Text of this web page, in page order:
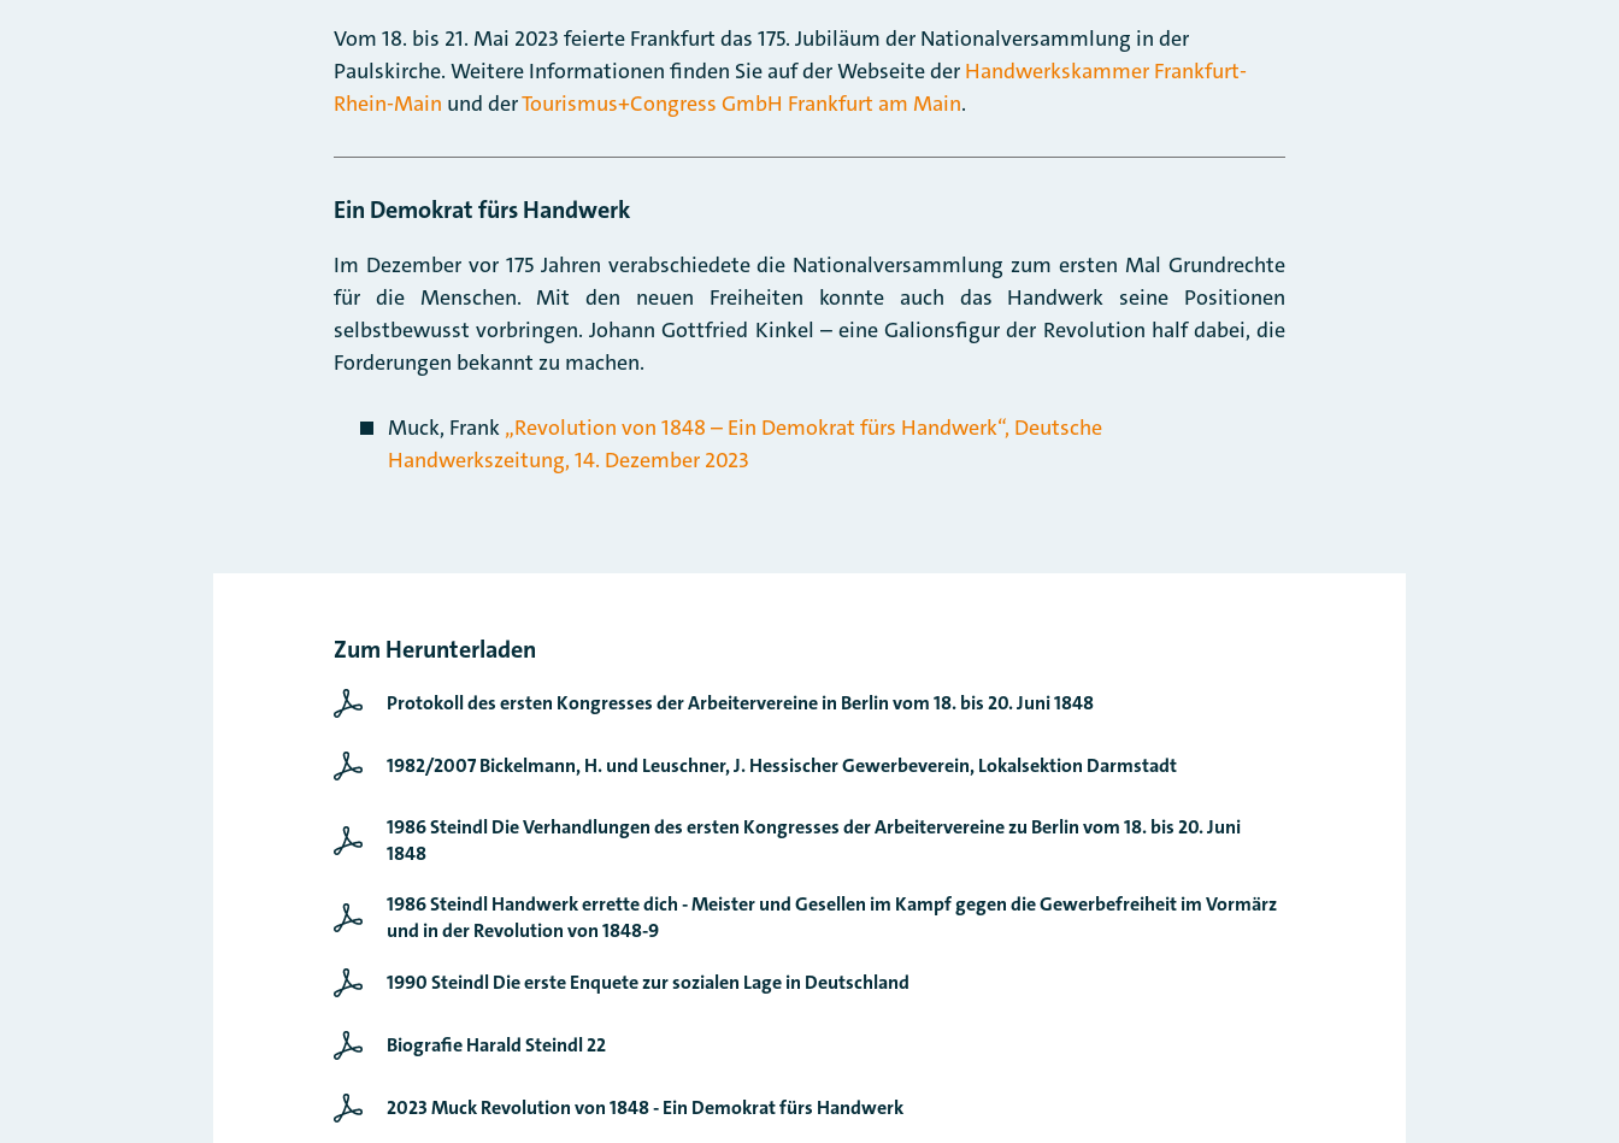
Vom 18. bis 21. Mai 2023 feierte Frankfurt das 175. Jubiläum der Nationalversammlung in der
Paulskirche. Weitere Informationen finden Sie auf der Webseite der Handwerkskammer Frankfurt-
Rhein-Main und derTourismus+Congress GmbH Frankfurt am Main.
Ein Demokrat fürs Handwerk
Im Dezember vor 175 Jahren verabschiedete die Nationalversammlung zum ersten Mal Grundrechte
für die Menschen. Mit den neuen Freiheiten konnte auch das Handwerk seine Positionen
selbstbewusst vorbringen. Johann Gottfried Kinkel – eine Galionsfigur der Revolution half dabei, die
Forderungen bekannt zu machen.
Muck, Frank „Revolution von 1848 – Ein Demokrat fürs Handwerk“, Deutsche
Handwerkszeitung, 14. Dezember 2023
Zum Herunterladen
Protokoll des ersten Kongresses der Arbeitervereine in Berlin vom 18. bis 20. Juni 1848
1982/2007 Bickelmann, H. und Leuschner, J. Hessischer Gewerbeverein, Lokalsektion Darmstadt
1986 Steindl Die Verhandlungen des ersten Kongresses der Arbeitervereine zu Berlin vom 18. bis 20. Juni
1848
1986 Steindl Handwerk errette dich - Meister und Gesellen im Kampf gegen die Gewerbefreiheit im Vormärz
und in der Revolution von 1848-9
1990 Steindl Die erste Enquete zur sozialen Lage in Deutschland
Biografie Harald Steindl 22
2023 Muck Revolution von 1848 - Ein Demokrat fürs Handwerk